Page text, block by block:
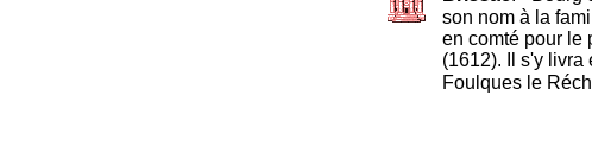
son nom à la
en comté pour le
(1612). Il s'y livra
Foulques le